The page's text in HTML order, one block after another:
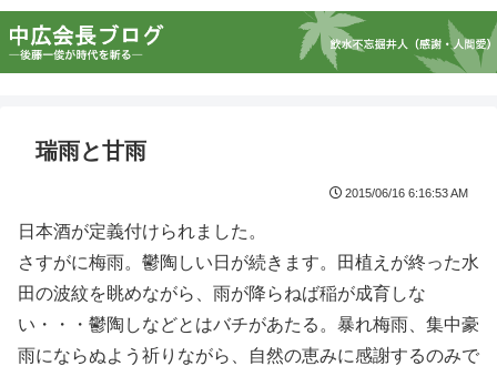
瑞雨と甘雨
2015/06/16 6:16:53 AM
日本酒が定義付けられました。
さすがに梅雨。鬱陶しい日が続きます。田植えが終った水
田の波紋を眺めながら、雨が降らねば稲が成育しな
い・・・鬱陶しなどとはバチがあたる。暴れ梅雨、集中豪
雨にならぬよう祈りながら、自然の恵みに感謝するのみで